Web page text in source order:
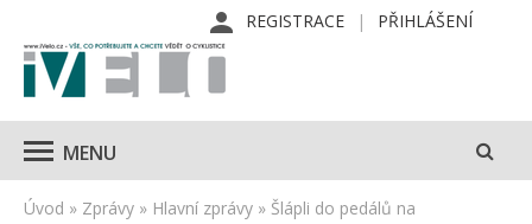
REGISTRACE PŘIHLÁŠENÍ
MENU
Úvod » Zprávy » Hlavní zprávy » Šlápli do pedálů na